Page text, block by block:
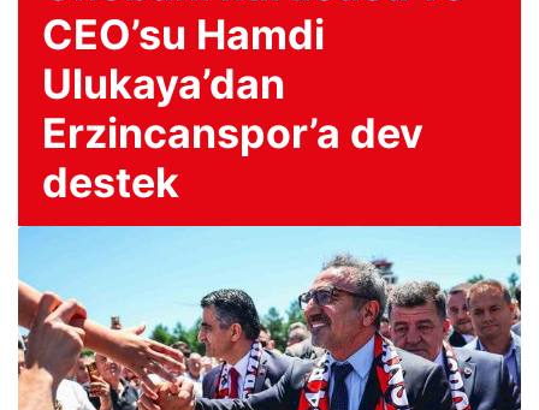
CEO’su Hamdi
Ulukaya’dan
Erzincanspor’a dev
destek